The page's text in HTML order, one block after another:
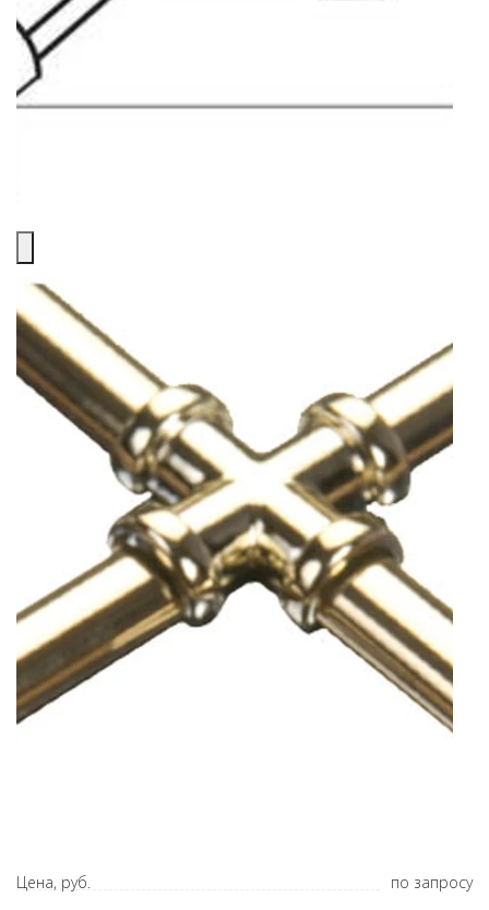
Цена, руб.
по запросу